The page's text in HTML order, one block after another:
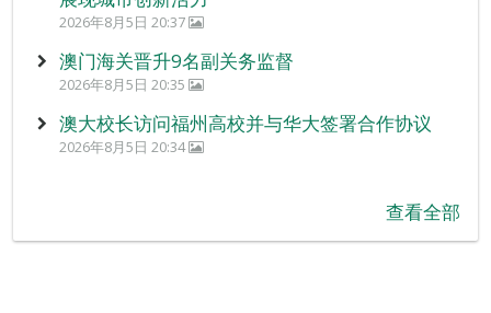
2026年8月5日 20:37
澳门海关晋升9名副关务监督
2026年8月5日 20:35
澳大校长访问福州高校并与华大签署合作协议
2026年8月5日 20:34
查看全部